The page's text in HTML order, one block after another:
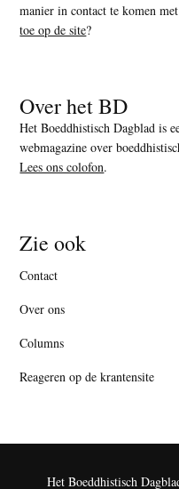
manier in contact te komen
toe op de site?
Over het BD
Het Boeddhistisch Dagblad is
webmagazine over
Lees ons colofon.
Zie ook
Contact
Over ons
Columns
Reageren op de krantensite
Het Boeddhistisch